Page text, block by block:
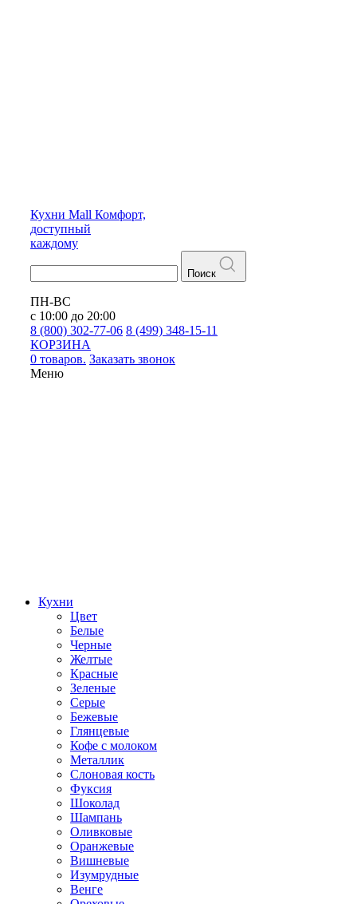
Кухни Mall Комфорт,
доступный
каждому
Поиск
ПН-ВС
с 10:00 до 20:00
8 (800) 302-77-06 8 (499) 348-15-11
КОРЗИНА
0 товаров. Заказать звонок
Меню
Кухни
Цвет
Белые
Черные
Желтые
Красные
Зеленые
Серые
Бежевые
Глянцевые
Кофе с молоком
Металлик
Слоновая кость
Фуксия
Шоколад
Шампань
Оливковые
Оранжевые
Вишневые
Изумрудные
Венге